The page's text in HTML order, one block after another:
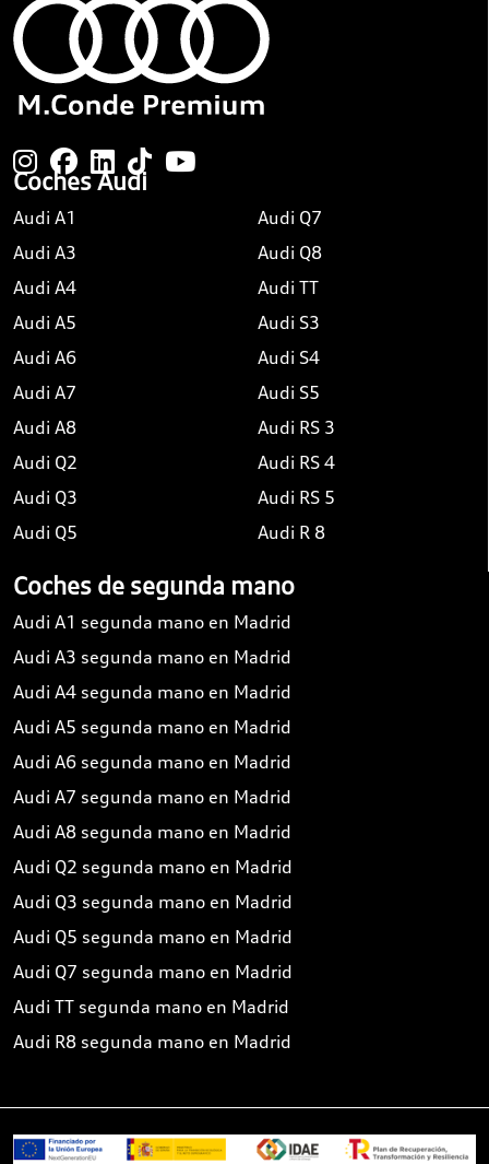
Coches Audi
Audi A1
Audi A3
Audi A4
Audi A5
Audi A6
Audi A7
Audi A8
Audi Q2
Audi Q3
Audi Q5
Audi Q7
Audi Q8
Audi TT
Audi S3
Audi S4
Audi S5
Audi RS 3
Audi RS 4
Audi RS 5
Audi R 8
Coches de segunda mano
Audi A1 segunda mano en Madrid
Audi A3 segunda mano en Madrid
Audi A4 segunda mano en Madrid
Audi A5 segunda mano en Madrid
Audi A6 segunda mano en Madrid
Audi A7 segunda mano en Madrid
Audi A8 segunda mano en Madrid
Audi Q2 segunda mano en Madrid
Audi Q3 segunda mano en Madrid
Audi Q5 segunda mano en Madrid
Audi Q7 segunda mano en Madrid
Audi TT segunda mano en Madrid
Audi R8 segunda mano en Madrid